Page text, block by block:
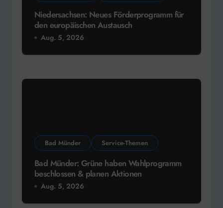
Niedersachsen: Neues Förderprogramm für
den europäischen Austausch
Aug. 5, 2026
Bad Münder Service-Themen
Bad Münder: Grüne haben Wahlprogramm
beschlossen & planen Aktionen
Aug. 5, 2026